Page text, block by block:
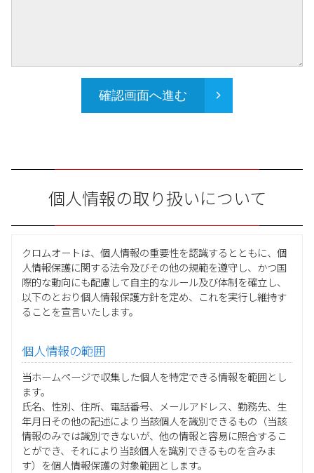
確認画面へ進む
個人情報の取り扱いについて
クロムオートは、個人情報の重要性を認識するとともに、個
人情報保護に関する法令及びその他の規範を遵守し、かつ国
際的な動向にも配慮して自主的なルール及び体制を確立し、
以下のとおり個人情報保護方針を定め、これを実行し維持す
ることを宣言いたします。
個人情報の範囲
当ホームページで収集した個人を特定できる情報を範囲とし
ます。
氏名、性別、住所、電話番号、メールアドレス、勤務先、生
年月日その他の記述により当該個人を識別できるもの（当該
情報のみでは識別できないが、他の情報と容易に照合するこ
とができ、それにより当該個人を識別できるものを含みま
す）を個人情報保護の対象範囲とします。